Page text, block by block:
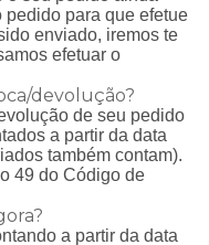
para que efetue
enviado, iremos te
efetuar o
devolução?
de seu pedido
a partir da data
também contam).
49 do Código de
a partir da data